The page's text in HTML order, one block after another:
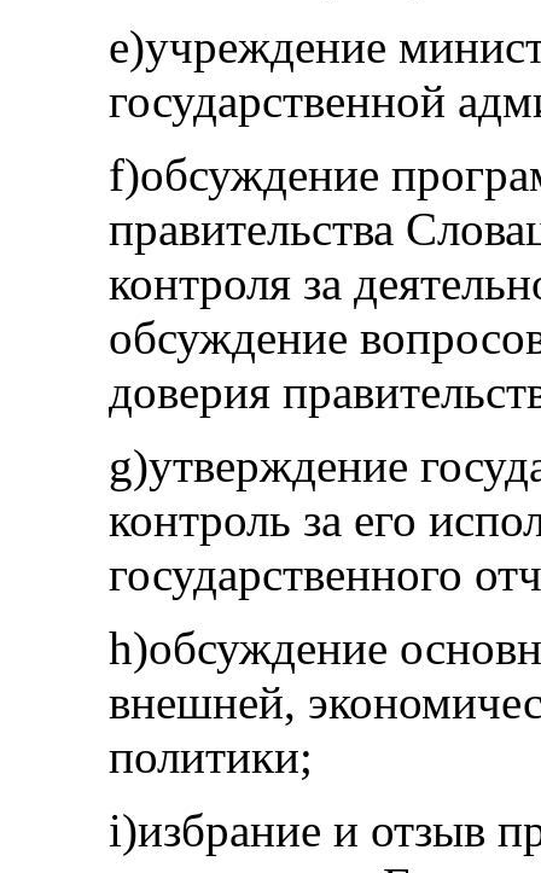
е)учреждение
государственной
f)обсуждение
правительства
контроля за
обсуждение
доверия
g)утверждение
контроль за его
государственного
h)обсуждение
внешней,
политики;
i)избрание и отзыв